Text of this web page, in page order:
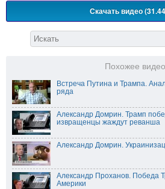
Скачать видео
Похожее видео
Встреча Путина и Трампа.
ряда
Александр Домрин. Трамп
извращенцы жаждут реванша
Александр Домрин.
Александр Проханов. Победа
Америки